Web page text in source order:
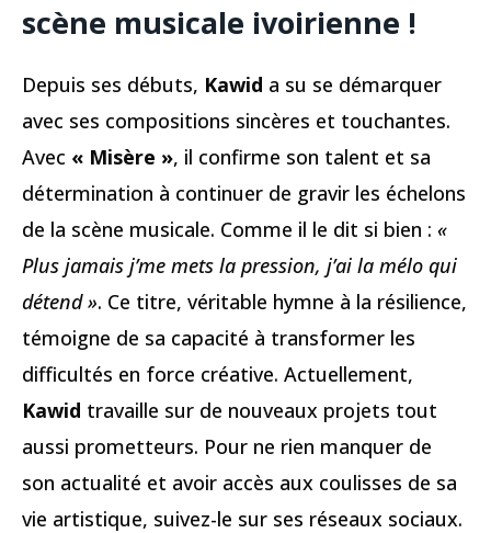
scène musicale ivoirienne !
Depuis ses débuts, Kawid a su se démarquer
avec ses compositions sincères et touchantes.
Avec « Misère », il confirme son talent et sa
détermination à continuer de gravir les échelons
de la scène musicale. Comme il le dit si bien : «
Plus jamais j’me mets la pression, j’ai la mélo qui
détend ». Ce titre, véritable hymne à la résilience,
témoigne de sa capacité à transformer les
difficultés en force créative. Actuellement,
Kawid travaille sur de nouveaux projets tout
aussi prometteurs. Pour ne rien manquer de
son actualité et avoir accès aux coulisses de sa
vie artistique, suivez-le sur ses réseaux sociaux.